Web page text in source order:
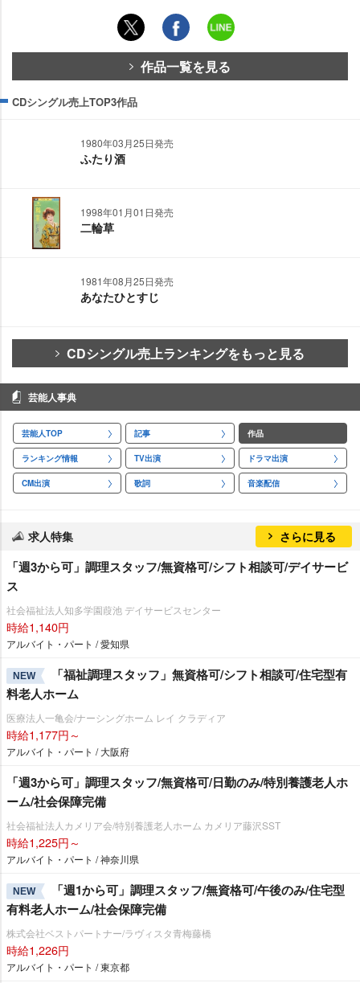
作品一覧を見る
CDシングル売上TOP3作品
1980年03月25日発売
ふたり酒
1998年01月01日発売
二輪草
1981年08月25日発売
あなたひとすじ
CDシングル売上ランキングをもっと見る
芸能人事典
芸能人TOP 記事 作品
ランキング情報 TV出演 ドラマ出演
CM出演 歌詞 音楽配信
求人特集 さらに見る
「週3から可」調理スタッフ/無資格可/シフト相談可/デイサービ
ス
社会福祉法人知多学園葭池 デイサービスセンター
時給1,140円
アルバイト・パート / 愛知県
NEW
「福祉調理スタッフ」無資格可/シフト相談可/住宅型有
料老人ホーム
医療法人一亀会/ナーシングホーム レイ クラディア
時給1,177円～
アルバイト・パート / 大阪府
「週3から可」調理スタッフ/無資格可/日勤のみ/特別養護老人ホ
ーム/社会保障完備
社会福祉法人カメリア会/特別養護老人ホーム カメリア藤沢SST
時給1,225円～
アルバイト・パート / 神奈川県
NEW
「週1から可」調理スタッフ/無資格可/午後のみ/住宅型
有料老人ホーム/社会保障完備
株式会社ベストパートナー/ラヴィスタ青梅藤橋
時給1,226円
アルバイト・パート / 東京都